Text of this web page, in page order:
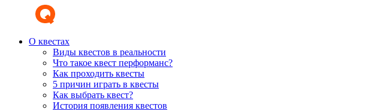
О квестах
Виды квестов в реальности
Что такое квест перформанс?
Как проходить квесты
5 причин играть в квесты
Как выбрать квест?
История появления квестов